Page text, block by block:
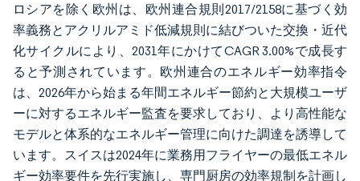
ロシアを除く欧州は、欧州連合規則2017/2158に基づく効
率義務とアクリルアミド低減規則に結びついた交換・近代
化サイクルにより、2031年にかけてCAGR 3.00%で成長す
ると予測されています。欧州連合のエネルギー効率指令
は、2026年から始まる年間エネルギー節約と大規模ユーザ
ーに対するエネルギー監査を要求しており、より高性能な
モデルと体系的なエネルギー管理に向けた調達を誘導して
います。スイスは2024年に業務用フライヤーの最低エネル
ギー効率要件を先行実施し、専門厨房の効率規制を計画し